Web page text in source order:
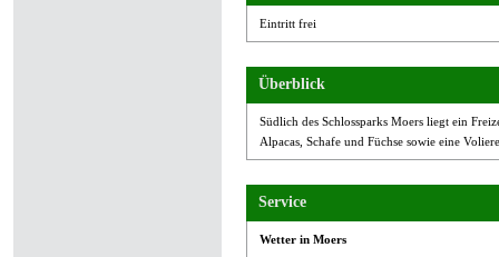
Eintritt frei
Überblick
Südlich des Schlossparks Moers liegt ein
Alpacas, Schafe und Füchse sowie eine
Service
Wetter in Moers